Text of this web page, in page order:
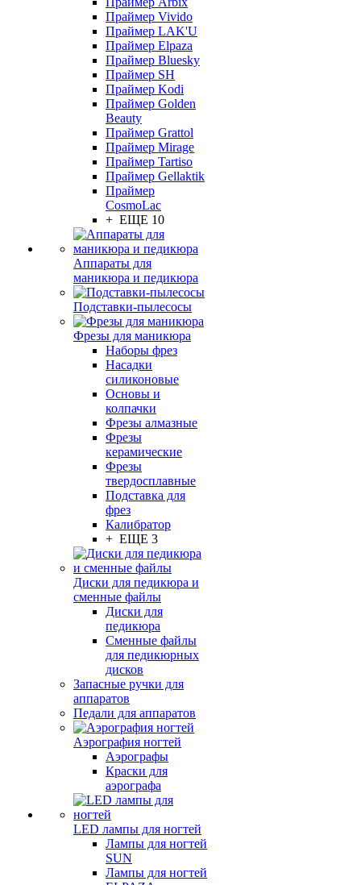
Праймер Vivido
Праймер LAK'U
Праймер Elpaza
Праймер Bluesky
Праймер SH
Праймер Kodi
Праймер Golden
Beauty
Праймер Grattol
Праймер Mirage
Праймер Tartiso
Праймер Gellaktik
Праймер
CosmoLac
+ ЕЩЕ 10
Аппараты для
маникюра и педикюра
Подставки-пылесосы
Фрезы для маникюра
Наборы фрез
Насадки
силиконовые
Основы и
колпачки
Фрезы алмазные
Фрезы
керамические
Фрезы
твердосплавные
Подставка для
фрез
Калибратор
+ ЕЩЕ 3
Диски для педикюра и
сменные файлы
Диски для
педикюра
Сменные файлы
для педикюрных
дисков
Запасные ручки для
аппаратов
Педали для аппаратов
Аэрография ногтей
Аэрографы
Краски для
аэрографа
LED лампы для ногтей
Лампы для ногтей
SUN
Лампы для ногтей